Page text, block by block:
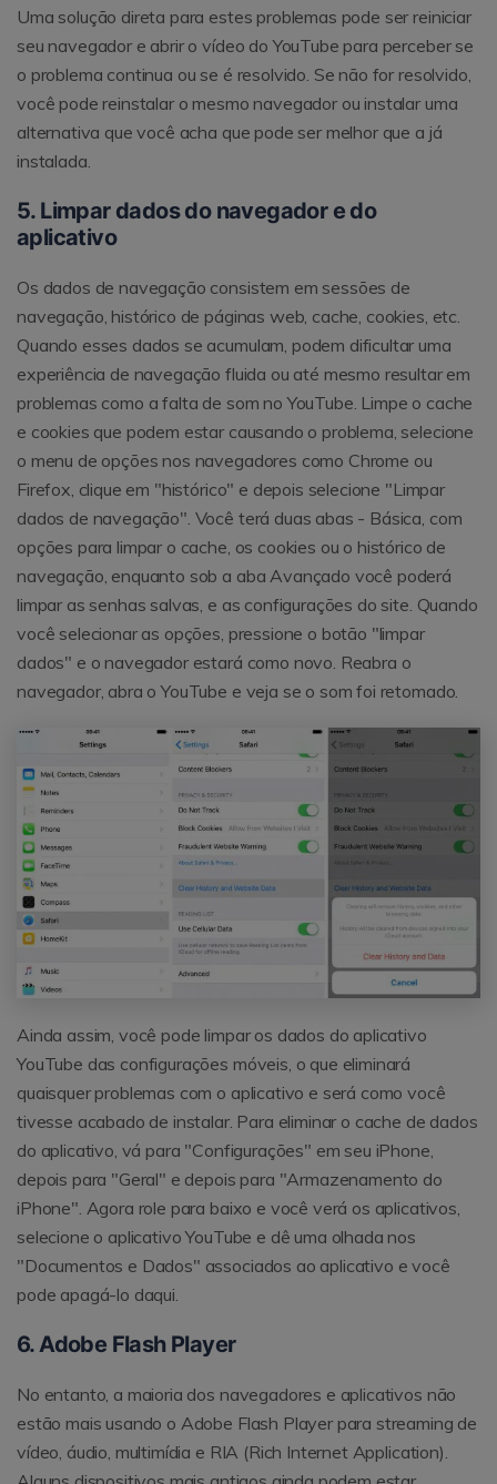
Uma solução direta para estes problemas pode ser reiniciar
seu navegador e abrir o vídeo do YouTube para perceber se
o problema continua ou se é resolvido. Se não for resolvido,
você pode reinstalar o mesmo navegador ou instalar uma
alternativa que você acha que pode ser melhor que a já
instalada.
5. Limpar dados do navegador e do
aplicativo
Os dados de navegação consistem em sessões de
navegação, histórico de páginas web, cache, cookies, etc.
Quando esses dados se acumulam, podem dificultar uma
experiência de navegação fluida ou até mesmo resultar em
problemas como a falta de som no YouTube. Limpe o cache
e cookies que podem estar causando o problema, selecione
o menu de opções nos navegadores como Chrome ou
Firefox, clique em "histórico" e depois selecione "Limpar
dados de navegação". Você terá duas abas - Básica, com
opções para limpar o cache, os cookies ou o histórico de
navegação, enquanto sob a aba Avançado você poderá
limpar as senhas salvas, e as configurações do site. Quando
você selecionar as opções, pressione o botão "limpar
dados" e o navegador estará como novo. Reabra o
navegador, abra o YouTube e veja se o som foi retomado.
Ainda assim, você pode limpar os dados do aplicativo
YouTube das configurações móveis, o que eliminará
quaisquer problemas com o aplicativo e será como você
tivesse acabado de instalar. Para eliminar o cache de dados
do aplicativo, vá para "Configurações" em seu iPhone,
depois para "Geral" e depois para "Armazenamento do
iPhone". Agora role para baixo e você verá os aplicativos,
selecione o aplicativo YouTube e dê uma olhada nos
"Documentos e Dados" associados ao aplicativo e você
pode apagá-lo daqui.
6. Adobe Flash Player
No entanto, a maioria dos navegadores e aplicativos não
estão mais usando o Adobe Flash Player para streaming de
vídeo, áudio, multimídia e RIA (Rich Internet Application).